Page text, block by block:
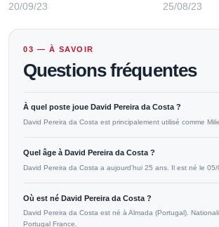
20/09/23 25/08/23
03 — À SAVOIR
Questions fréquentes
À quel poste joue David Pereira da Costa ?
David Pereira da Costa est principalement utilisé comme
Quel âge à David Pereira da Costa ?
David Pereira da Costa a aujourd'hui 25 ans. Il est né le 05/
Où est né David Pereira da Costa ?
David Pereira da Costa est né à Almada (Portugal).
Portugal France.